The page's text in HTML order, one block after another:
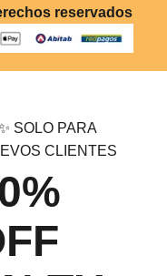
reservados
SOLO PARA
CLIENTES